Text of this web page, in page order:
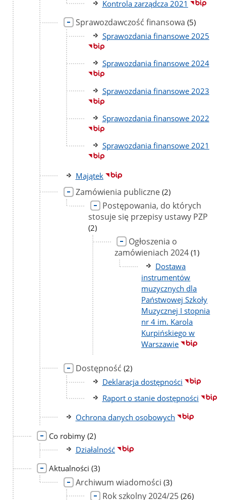
Kontrola zarządcza 2021
Sprawozdawczość finansowa liczba
podstron
(5)
Sprawozdania finansowe 2025
Sprawozdania finansowe 2024
Sprawozdania finansowe 2023
Sprawozdania finansowe 2022
Sprawozdania finansowe 2021
Majątek
Zamówienia publiczne liczba
podstron
(2)
Postępowania, do których
stosuje się przepisy ustawy PZP
(2)
Ogłoszenia o
zamówieniach 2024 liczba
(1)
Dostawa
instrumentów
muzycznych dla
Państwowej Szkoły
Muzycznej I stopnia
nr 4 im. Karola
Kurpińskiego w
Warszawie
Dostępność liczba
podstron
(2)
Deklaracja dostępności
Raport o stanie dostępności
Ochrona danych osobowych
Co robimy liczba
podstron
(2)
Działalność
Aktualności liczba
podstron
(3)
Archiwum wiadomości liczba
podstron
(3)
Rok szkolny 2024/25 liczba
(26)